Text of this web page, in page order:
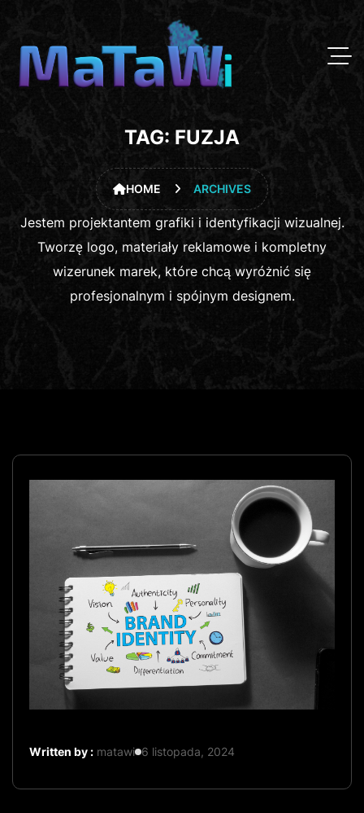
TAG: FUZJA
HOME ARCHIVES
Jestem projektantem grafiki i identyfikacji wizualnej.
Tworzę logo, materiały reklamowe i kompletny
wizerunek marek, które chcą wyróżnić się
profesjonalnym i spójnym designem.
Written by : matawi 6 listopada, 2024